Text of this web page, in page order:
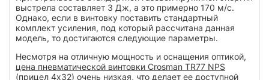
выстрела составляет 3 Дж, а это примерно 170 м/с.
Однако, если в винтовку поставить стандартный
комплект усиления, под который рассчитана данная
модель, то достигаются следующие параметры.
Несмотря на отличную мощность и оснащения оптикой,
цена пневматической винтовки Crosman TR77 NPS
(прицел 4х32) очень низкая, что делает ее доступной